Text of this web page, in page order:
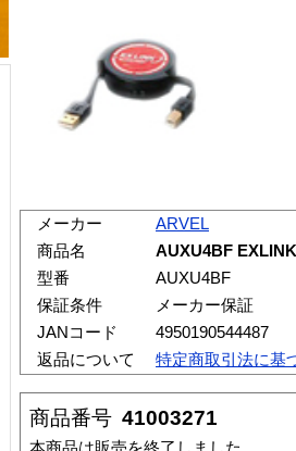
メーカー
ARVEL
商品名
AUXU4BF
型番
AUXU4BF
保証条件
メーカー保証
JANコード
4950190544487
返品について
特定商取引法に基
商品番号 41003271
本商品は販売を終了しました